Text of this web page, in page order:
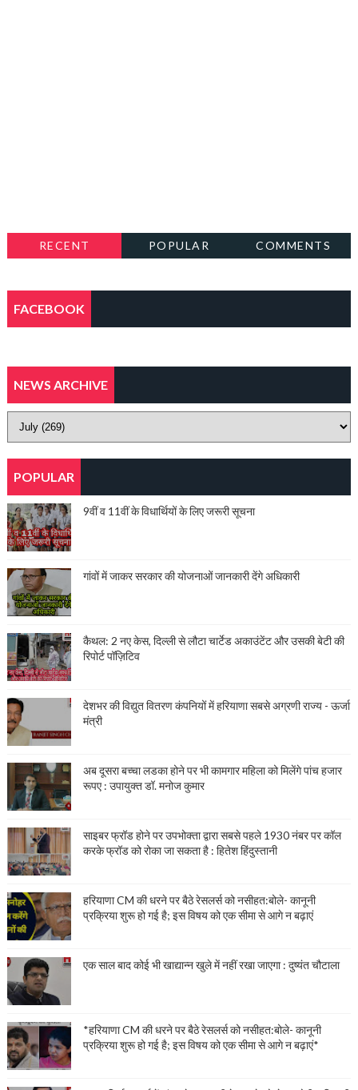
RECENT POPULAR COMMENTS
FACEBOOK
NEWS ARCHIVE
POPULAR
9वीं व 11वीं के विधार्थियों के लिए जरूरी सूचना
गांवों में जाकर सरकार की योजनाओं जानकारी देंगे अधिकारी
कैथल: 2 नए केस, दिल्ली से लौटा चार्टेड अकाउंटेंट और उसकी बेटी की
रिपोर्ट पॉज़िटिव
देशभर की विद्युत वितरण कंपनियों में हरियाणा सबसे अग्रणी राज्य - ऊर्जा
मंत्री
अब दूसरा बच्चा लडका होने पर भी कामगार महिला को मिलेंगे पांच हजार
रूपए : उपायुक्त डॉ. मनोज कुमार
साइबर फ्रॉड होने पर उपभोक्ता द्वारा सबसे पहले 1930 नंबर पर कॉल
करके फ्रॉड को रोका जा सकता है : हितेश हिंदुस्तानी
हरियाणा CM की धरने पर बैठे रेसलर्स को नसीहत:बोले- कानूनी
प्रक्रिया शुरू हो गई है; इस विषय को एक सीमा से आगे न बढ़ाएं
एक साल बाद कोई भी खाद्यान्न खुले में नहीं रखा जाएगा : दुष्यंत चौटाला
*हरियाणा CM की धरने पर बैठे रेसलर्स को नसीहत:बोले- कानूनी
प्रक्रिया शुरू हो गई है; इस विषय को एक सीमा से आगे न बढ़ाएं*